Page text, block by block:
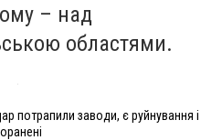
– над
областями.
потрапили заводи, є руйнування і